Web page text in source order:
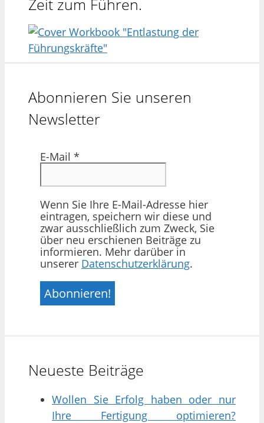
Zeit zum Führen.
Abonnieren Sie unseren
Newsletter
E-Mail *
Wenn Sie Ihre E-Mail-Adresse hier
eintragen, speichern wir diese und
zwar ausschließlich zum Zweck, Sie
über neu erschienen Beiträge zu
informieren. Mehr darüber in
unserer Datenschutzerklärung.
Neueste Beiträge
Wollen Sie Erfolg haben oder nur
Ihre Fertigung optimieren?